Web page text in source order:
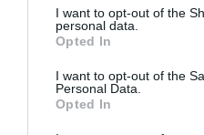
not limited to your visit or
grant or deny consent to
use your data for below
consent section.
I want to opt-out of the
personal data.
Opted In
I want to opt-out of the
Personal Data.
Opted In
Ez is érdekelhet!
Korábban a
feketelyuk-